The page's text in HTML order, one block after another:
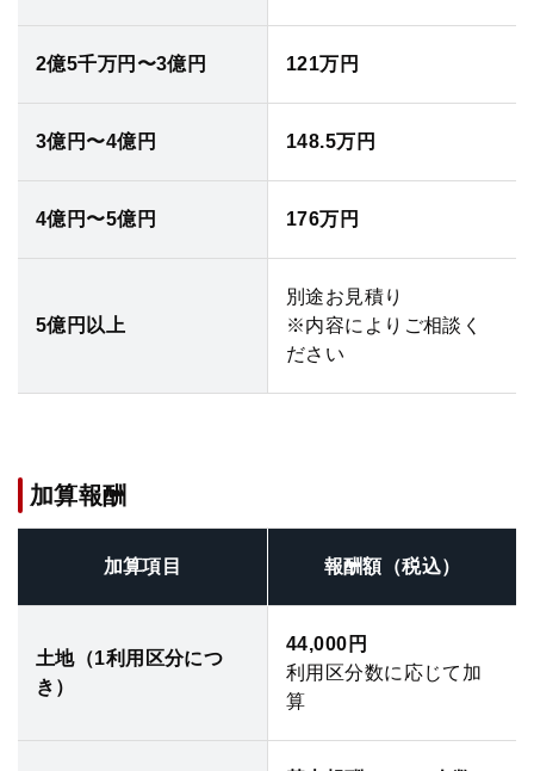
2億5千万円〜3億円 121万円
3億円〜4億円 148.5万円
4億円〜5億円 176万円
5億円以上
別途お見積り
※内容によりご相談く
ださい
加算報酬
加算項目 報酬額（税込）
土地（1利用区分につ
き）
44,000円
利用区分数に応じて加
算